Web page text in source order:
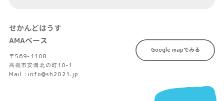
せかんどはうす
AMAベース
〒569-1108
高槻市安満北の町10-1
Mail : info@sh2021.jp
Google mapでみる